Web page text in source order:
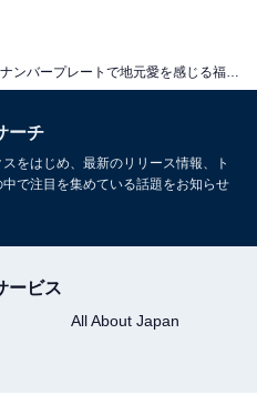
ナンバープレートで地元愛を感じる福岡県の地名ランキング！ 2位「福岡」、1位は？
ーチ
をはじめ、最新のリリース情報、ト
で注目を集めている話題をお知らせ
ービス
All About Japan